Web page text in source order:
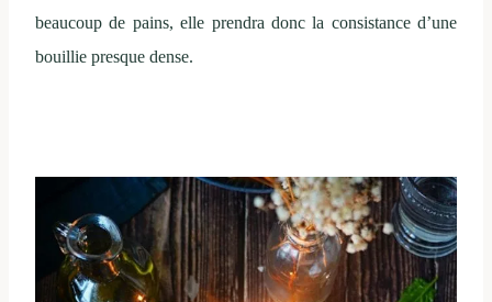
beaucoup de pains, elle prendra donc la consistance d’une
bouillie presque dense.